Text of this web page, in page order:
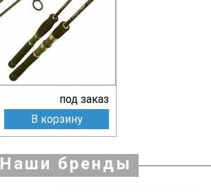
под заказ
В корзину
Наши бренды